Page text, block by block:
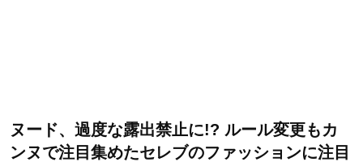
ヌード、過度な露出禁止に!? ルール変更もカ
ンヌで注目集めたセレブのファッションに注目